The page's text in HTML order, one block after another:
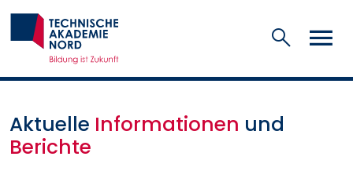
Suchen
Aktuelle Informationen und
Berichte